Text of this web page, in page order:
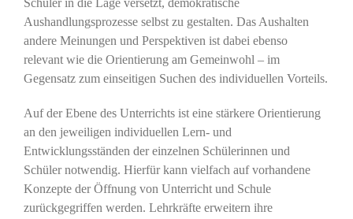
Schüler in die Lage versetzt, demokratische
Aushandlungsprozesse selbst zu gestalten. Das Aushalten
andere Meinungen und Perspektiven ist dabei ebenso
relevant wie die Orientierung am Gemeinwohl – im
Gegensatz zum einseitigen Suchen des individuellen Vorteils.
Auf der Ebene des Unterrichts ist eine stärkere Orientierung
an den jeweiligen individuellen Lern- und
Entwicklungsständen der einzelnen Schülerinnen und
Schüler notwendig. Hierfür kann vielfach auf vorhandene
Konzepte der Öffnung von Unterricht und Schule
zurückgegriffen werden. Lehrkräfte erweitern ihre